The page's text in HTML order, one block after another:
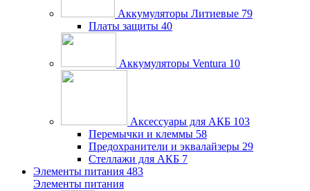
Аккумуляторы Литиевые 79
Платы защиты 40
Аккумуляторы Ventura 10
Аксессуары для АКБ 103
Перемычки и клеммы 58
Предохранители и эквалайзеры 29
Стеллажи для АКБ 7
Элементы питания 483
Элементы питания